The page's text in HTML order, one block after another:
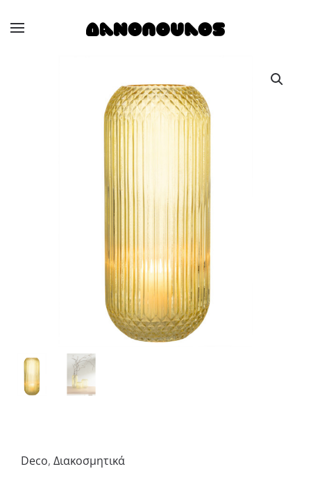
Skip to main content
Deco, Διακοσμητικά